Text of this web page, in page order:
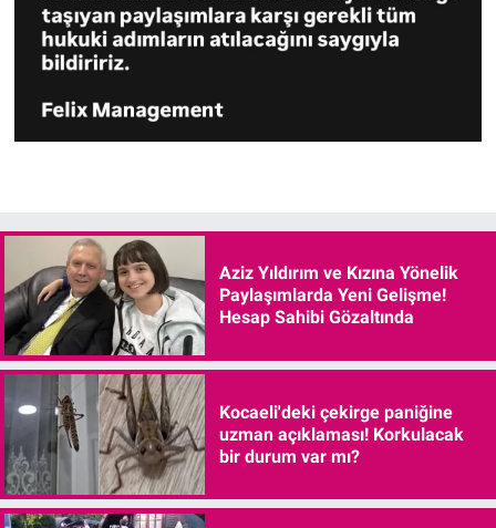
Aziz Yıldırım ve Kızına Yönelik
Paylaşımlarda Yeni Gelişme!
Hesap Sahibi Gözaltında
Kocaeli'deki çekirge paniğine
uzman açıklaması! Korkulacak
bir durum var mı?